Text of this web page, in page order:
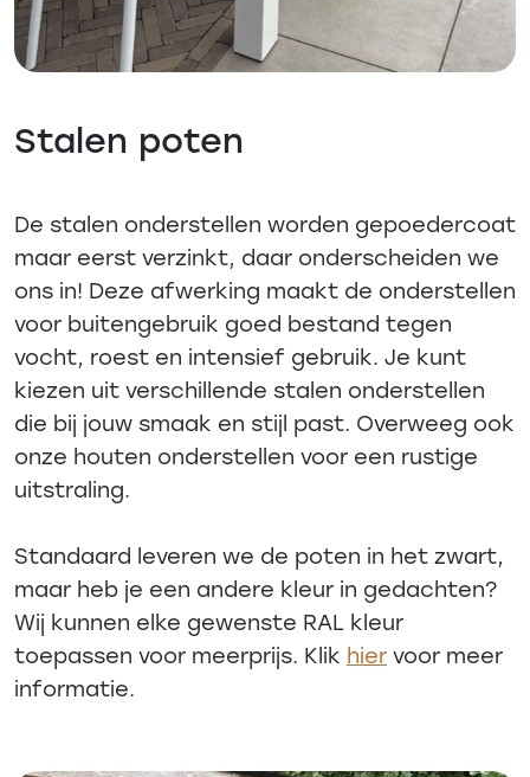
Stalen poten
De stalen onderstellen worden gepoedercoat
maar eerst verzinkt, daar onderscheiden we
ons in! Deze afwerking maakt de onderstellen
voor buitengebruik goed bestand tegen
vocht, roest en intensief gebruik. Je kunt
kiezen uit verschillende stalen onderstellen
die bij jouw smaak en stijl past. Overweeg ook
onze houten onderstellen voor een rustige
uitstraling.
Standaard leveren we de poten in het zwart,
maar heb je een andere kleur in gedachten?
Wij kunnen elke gewenste RAL kleur
toepassen voor meerprijs. Klik hier voor meer
informatie.